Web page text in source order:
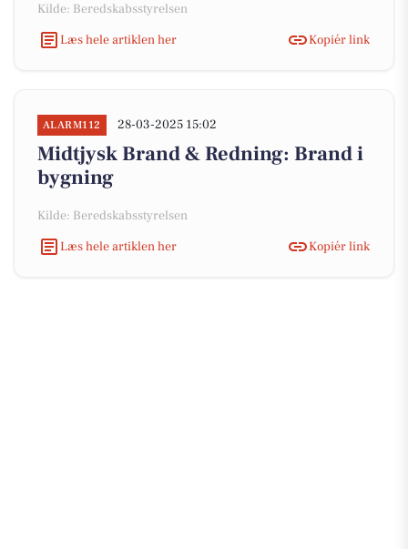
Kilde: Beredskabsstyrelsen
Læs hele artiklen her
Kopiér link
ALARM112 28-03-2025 15:02
Midtjysk Brand & Redning: Brand i
bygning
Kilde: Beredskabsstyrelsen
Læs hele artiklen her
Kopiér link